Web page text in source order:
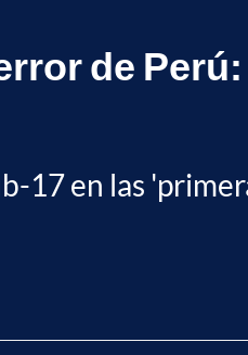
de
17 en las